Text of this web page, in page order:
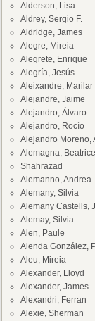
Alderson, Lisa
Aldrey, Sergio F.
Aldridge, James
Alegre, Mireia
Alegrete, Enrique
Alegría, Jesús
Aleixandre, Marilar
Alejandre, Jaime
Alejandro, Álvaro
Alejandro, Rocío
Alejandro Moreno,
Alemagna, Beatrice
Shahrazad
Alemanno, Andrea
Alemany, Silvia
Alemany Castells,
Alemay, Silvia
Alen, Paule
Alenda González,
Aleu, Mireia
Alexander, Lloyd
Alexander, James
Alexandri, Ferran
Alexie, Sherman